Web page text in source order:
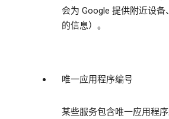
会为 Google 提供附近设备、
的信息）。
唯一应用程序编号
某些服务包含唯一应用程